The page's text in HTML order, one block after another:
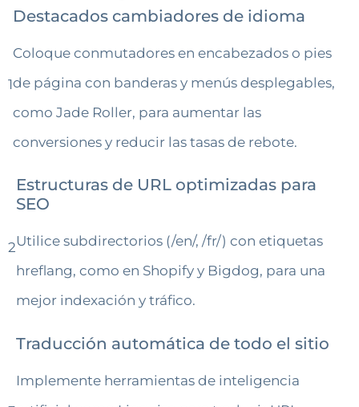
1
Destacados cambiadores de idioma
Coloque conmutadores en encabezados o pies
de página con banderas y menús desplegables,
como Jade Roller, para aumentar las
conversiones y reducir las tasas de rebote.
2
Estructuras de URL optimizadas para
SEO
Utilice subdirectorios (/en/, /fr/) con etiquetas
hreflang, como en Shopify y Bigdog, para una
mejor indexación y tráfico.
Traducción automática de todo el sitio
Implemente herramientas de inteligencia